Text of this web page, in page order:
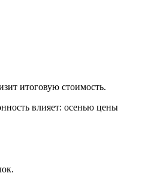
итоговую стоимость.
влияет: осенью цены